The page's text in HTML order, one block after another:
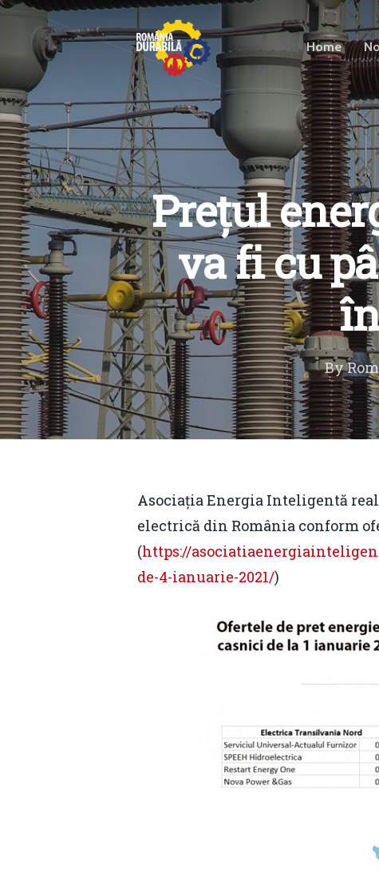
Hit enter to search or ESC to close
Home
Prețul
va fi cu
By
Asociația Energia Inteligentă
electrică din România conform
(https://
de-4-ianuarie-2021/)